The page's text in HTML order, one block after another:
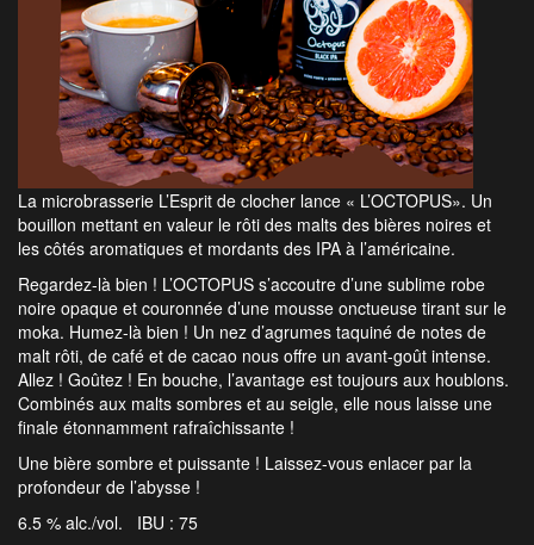
La microbrasserie L’Esprit de clocher lance « L’OCTOPUS». Un
bouillon mettant en valeur le rôti des malts des bières noires et
les côtés aromatiques et mordants des IPA à l’américaine.
Regardez-là bien ! L’OCTOPUS s’accoutre d’une sublime robe
noire opaque et couronnée d’une mousse onctueuse tirant sur le
moka. Humez-là bien ! Un nez d’agrumes taquiné de notes de
malt rôti, de café et de cacao nous offre un avant-goût intense.
Allez ! Goûtez ! En bouche, l’avantage est toujours aux houblons.
Combinés aux malts sombres et au seigle, elle nous laisse une
finale étonnamment rafraîchissante !
Une bière sombre et puissante ! Laissez-vous enlacer par la
profondeur de l’abysse !
6.5 % alc./vol. IBU : 75